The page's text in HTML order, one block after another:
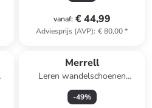
vanaf: € 44,99
Adviesprijs (AVP): € 80,00*
Merrell
Leren wandelschoenen
''Accentor 3'' zwart
-49%